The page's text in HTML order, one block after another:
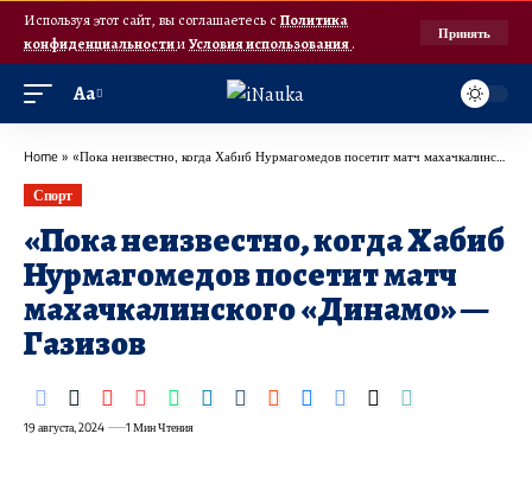
Используя этот сайт, вы соглашаетесь с Политика
конфиденциальностииУсловия использования.
Принять
Аа
Home » «Пока неизвестно, когда Хабиб Нурмагомедов посетит матч махачкалинского «Динамо» — Газизов
Спорт
«Пока неизвестно, когда Хабиб
Нурмагомедов посетит матч
махачкалинского «Динамо» —
Газизов
19 августа, 2024 1 Мин Чтения